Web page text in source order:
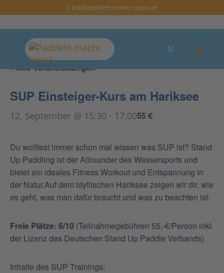
info@paddeln-macht-spass.de
« Alle Veranstaltungen
SUP Einsteiger-Kurs am Hariksee
12. September @ 15:30 - 17:0055 €
Du wolltest immer schon mal wissen was SUP ist? Stand
Up Paddling ist der Allrounder des Wassersports und
bietet ein ideales Fitness Workout und Entspannung in
der Natur.Auf dem idyllischen Hariksee zeigen wir dir, wie
es geht, was man dafür braucht und was zu beachten ist.
Freie Plätze: 6/10 (Teilnahmegebühren 55,-€/Person inkl.
der Lizenz des Deutschen Stand Up Paddle Verbands)
Inhalte des SUP Trainings: